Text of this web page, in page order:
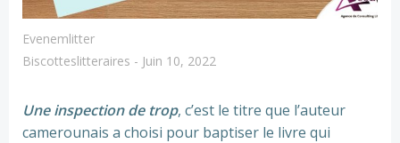
Evenemlitter
Biscotteslitteraires - Juin 10, 2022
Une inspection de trop, c’est le titre que l’auteur
camerounais a choisi pour baptiser le livre qui